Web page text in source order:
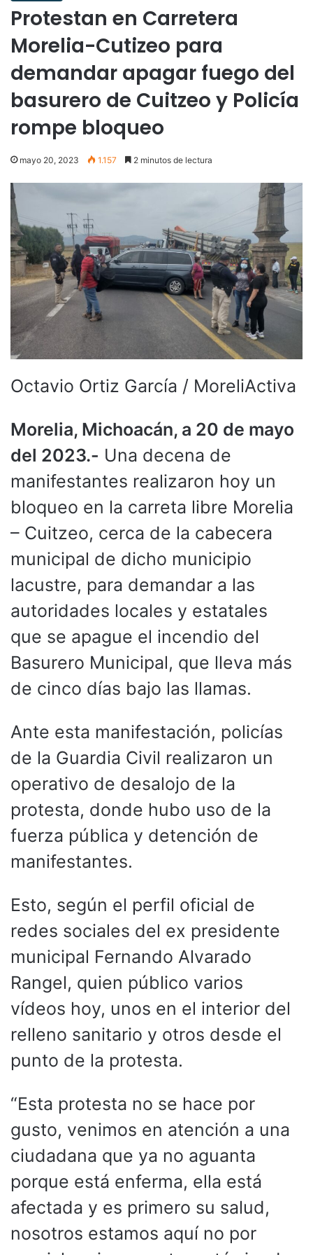
Protestan en Carretera
Morelia-Cutizeo para
demandar apagar fuego del
basurero de Cuitzeo y Policía
rompe bloqueo
mayo 20, 2023 1.157 2 minutos de lectura
Octavio Ortiz García / MoreliActiva
Morelia, Michoacán, a 20 de mayo
del 2023.- Una decena de
manifestantes realizaron hoy un
bloqueo en la carreta libre Morelia
– Cuitzeo, cerca de la cabecera
municipal de dicho municipio
lacustre, para demandar a las
autoridades locales y estatales
que se apague el incendio del
Basurero Municipal, que lleva más
de cinco días bajo las llamas.
Ante esta manifestación, policías
de la Guardia Civil realizaron un
operativo de desalojo de la
protesta, donde hubo uso de la
fuerza pública y detención de
manifestantes.
Esto, según el perfil oficial de
redes sociales del ex presidente
municipal Fernando Alvarado
Rangel, quien público varios
vídeos hoy, unos en el interior del
relleno sanitario y otros desde el
punto de la protesta.
“Esta protesta no se hace por
gusto, venimos en atención a una
ciudadana que ya no aguanta
porque está enferma, ella está
afectada y es primero su salud,
nosotros estamos aquí no por